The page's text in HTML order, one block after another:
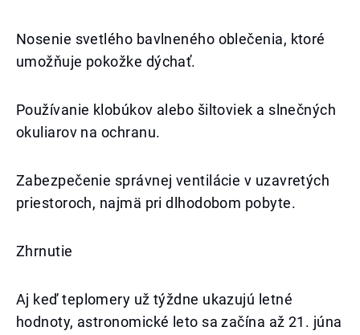
Nosenie svetlého bavlneného oblečenia, ktoré
umožňuje pokožke dýchať.
Používanie klobúkov alebo šiltoviek a slnečných
okuliarov na ochranu.
Zabezpečenie správnej ventilácie v uzavretých
priestoroch, najmä pri dlhodobom pobyte.
Zhrnutie
Aj keď teplomery už týždne ukazujú letné
hodnoty, astronomické leto sa začína až 21. júna